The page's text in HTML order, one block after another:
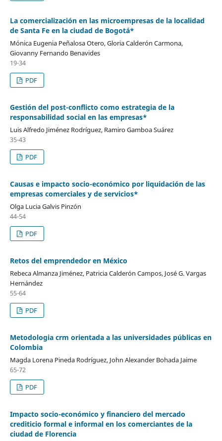
La comercialización en las microempresas de la localidad
de Santa Fe en la ciudad de Bogotá*
Mónica Eugenia Peñalosa Otero, Gloria Calderón Carmona,
Giovanny Fernando Benavides
19-34
PDF
Gestión del post-conflicto como estrategia de la
responsabilidad social en las empresas*
Luis Alfredo Jiménez Rodríguez, Ramiro Gamboa Suárez
35-43
PDF
Causas e impacto socio-económico por liquidación de las
empresas comerciales y de servicios*
Olga Lucia Galvis Pinzón
44-54
PDF
Retos del emprendedor en México
Rebeca Almanza Jiménez, Patricia Calderón Campos, José G. Vargas
Hernández
55-64
PDF
Metodologia crm orientada a las universidades públicas en
Colombia
Magda Lorena Pineda Rodríguez, John Alexander Bohada Jaime
65-72
PDF
Impacto socio-económico y financiero del mercado
crediticio formal e informal en los comerciantes de la
ciudad de Florencia